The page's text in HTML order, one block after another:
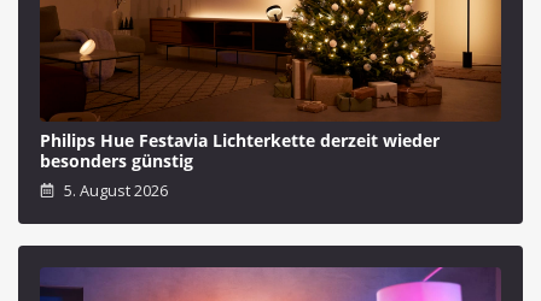
Philips Hue Festavia Lichterkette derzeit wieder
besonders günstig
5. August 2026